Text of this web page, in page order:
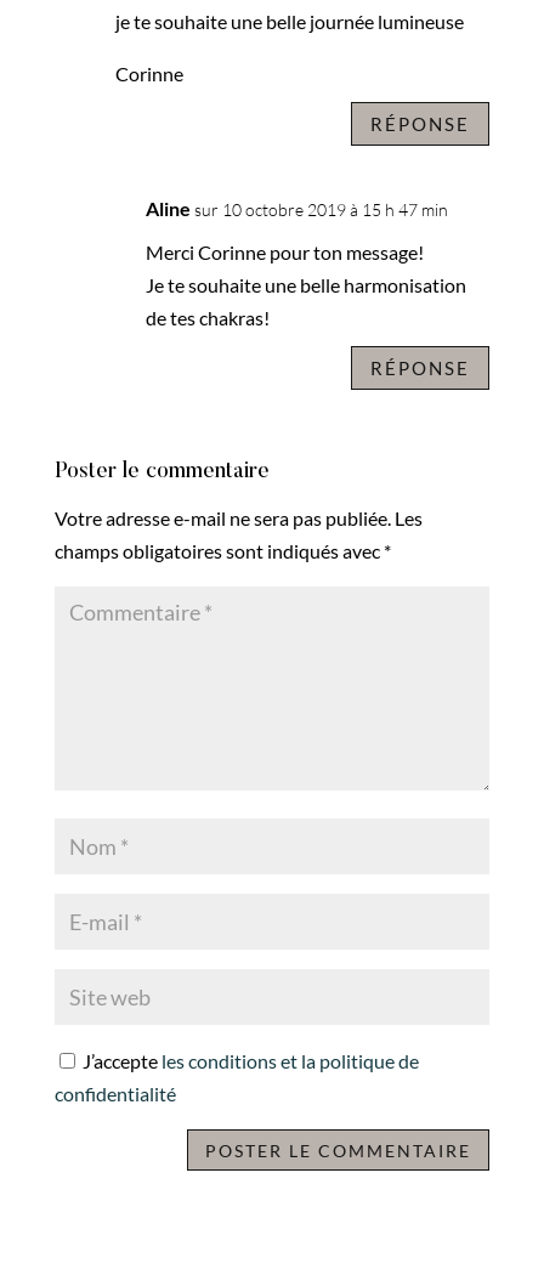
je te souhaite une belle journée lumineuse
Corinne
RÉPONSE
Aline sur 10 octobre 2019 à 15 h 47 min
Merci Corinne pour ton message!
Je te souhaite une belle harmonisation
de tes chakras!
RÉPONSE
Poster le commentaire
Votre adresse e-mail ne sera pas publiée. Les
champs obligatoires sont indiqués avec *
J’accepte les conditions et la politique de
confidentialité